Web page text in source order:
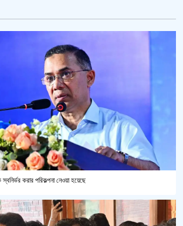
স্বনির্ভর করার পরিকল্পনা নেওয়া হয়েছে